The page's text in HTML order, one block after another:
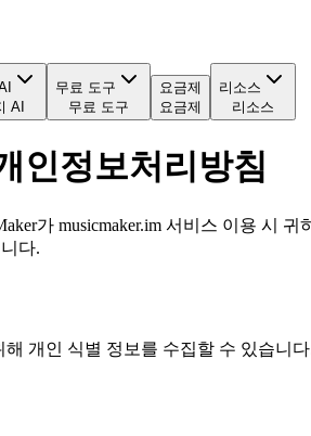
AI
무료 도구
무료 도구
요금제
요금제
리소스
리소스
인정보처리방침
가 musicmaker.im 서비스 이용 시
다.
해 개인 식별 정보를 수집할 수 있습